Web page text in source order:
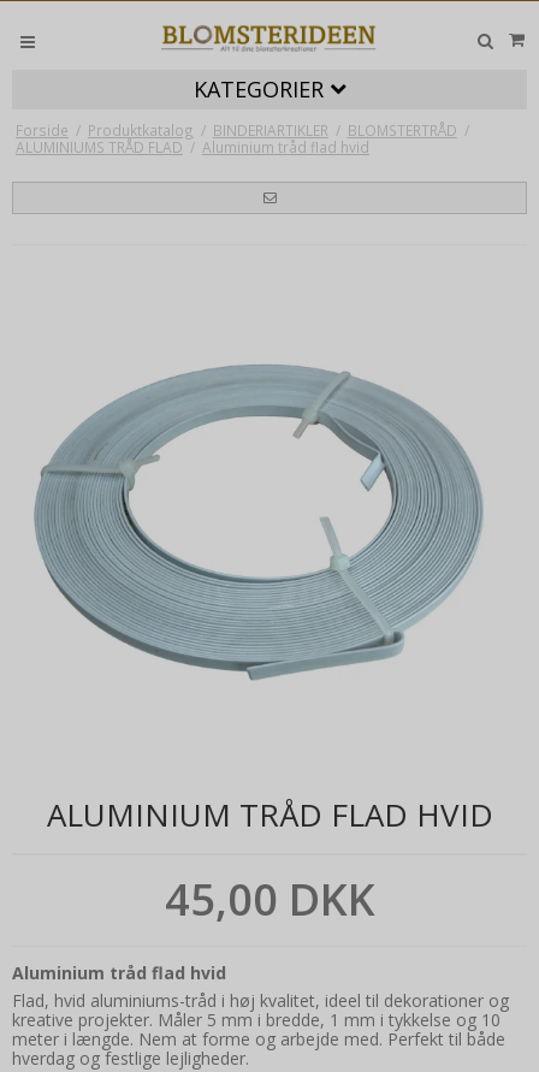
KATEGORIER
Forside / Produktkatalog / BINDERIARTIKLER / BLOMSTERTRÅD /
ALUMINIUMS TRÅD FLAD / Aluminium tråd flad hvid
ALUMINIUM TRÅD FLAD HVID
45,00 DKK
Aluminium tråd flad hvid
Flad, hvid aluminiums-tråd i høj kvalitet, ideel til dekorationer og
kreative projekter. Måler 5 mm i bredde, 1 mm i tykkelse og 10
meter i længde. Nem at forme og arbejde med. Perfekt til både
hverdag og festlige lejligheder.